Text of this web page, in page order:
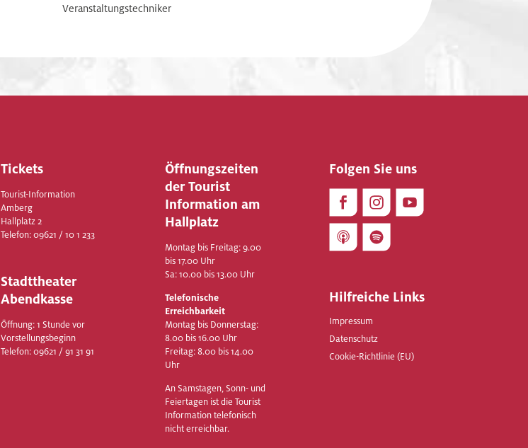
Veranstaltungstechniker
Tickets
Tourist-Information
Amberg
Hallplatz 2
Telefon:09621 / 10 1 233
Stadttheater
Abendkasse
Öffnung: 1 Stunde vor
Vorstellungsbeginn
Telefon:09621 / 91 31 91
Öffnungszeiten
der Tourist
Information am
Hallplatz
Montag bis Freitag: 9.00
bis 17.00 Uhr
Sa: 10.00 bis 13.00 Uhr
Telefonische
Erreichbarkeit
Montag bis Donnerstag:
8.00 bis 16.00 Uhr
Freitag: 8.00 bis 14.00
Uhr
An Samstagen, Sonn- und
Feiertagen ist die Tourist
Information telefonisch
nicht erreichbar.
Folgen Sie uns
Hilfreiche Links
Impressum
Datenschutz
Cookie-Richtlinie (EU)